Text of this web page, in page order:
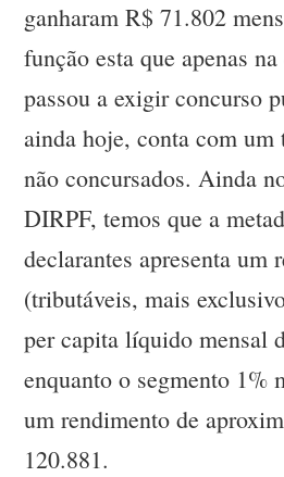
ganharam R$ 71.802
função esta que apenas
passou a exigir concurso
ainda hoje, conta com um
não concursados. Ainda
DIRPF, temos que a
declarantes apresenta um
(tributáveis, mais
per capita líquido mensal
enquanto o segmento 1%
um rendimento de
120.881.